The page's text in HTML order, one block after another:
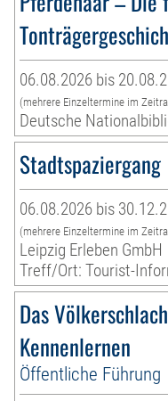
06.08.2026 bis
(mehrere Einzeltermine im
Deutsche
Stadtspaziergang
06.08.2026 bis
(mehrere Einzeltermine im
Leipzig Erleben GmbH
Treff/Ort: Tourist-
Das
Kennenlernen
Öffentliche Führung